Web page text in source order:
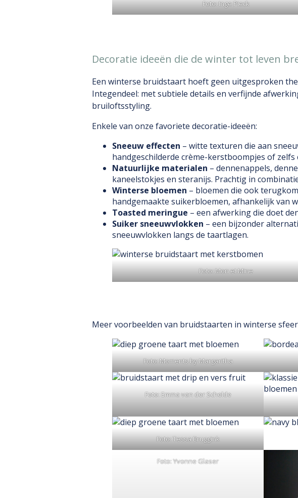
Foto: Inge Pieck
Decoratie ideeën die de winter tot leven
Een winterse bruidstaart hoeft geen uitgesproken
Integendeel: met subtiele details en verfijnde
bruiloftsstyling.
Enkele van onze favoriete decoratie-ideeën:
Sneeuw effecten – witte texturen die aan
handgeschilderde crème-kerstboompjes of
Natuurlijke materialen – dennenappels,
kaneelstokjes en steranijs. Prachtig in
Winterse bloemen – bloemen die ook
handgemaakte suikerbloemen, afhankelijk van
Toasted meringue – een afwerking die doet
Suiker sneeuwvlokken – een bijzonder
sneeuwvlokken langs de taartlagen.
Foto: Mon et Mine
Meer voorbeelden van bruidstaarten in winterse
Foto: Moments by Margaritha
Foto: Emma van der Schelde
Foto: Tessa Bruggink
Foto: Yvonne Glaser